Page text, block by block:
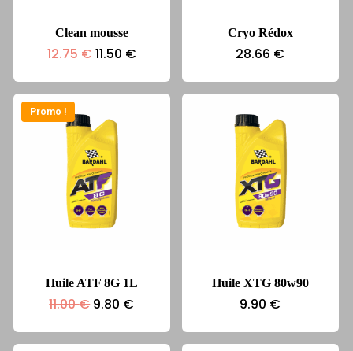
Clean mousse
12.75€Le
initial
était :
11.50 €Le
actuel
est :
Cryo Rédox
28.66 €
Promo !
Huile ATF 8G 1L
11.00€ Le
initial
était :
9.80 €
actuel
est :
Huile XTG 80w90
9.90 €